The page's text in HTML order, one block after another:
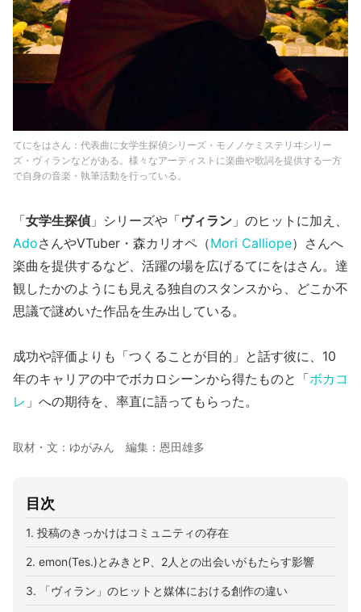
てにをはさん：代表曲に女学生探偵シリーズ・モノノケミステリヰシリー
ズ・ヴィランなどがある。様々なアーティストに楽曲や歌詞を提供する一方
で自身の音楽・執筆活動を行っている。
「女学生探偵 」シリーズや「ヴィラン 」のヒットに加え、
AdoさんやVTuber・森カリオペ（Mori Calliope）さんへ
楽曲を提供するなど、活躍の場を広げるてにをはさん。達
観したかのようにも見える独自のスタンスから、どこか不
思議で謎めいた作品を生み出している。
成功や評価よりも「つくることが目的」と話す彼に、10
年のキャリアの中でボカロシーンから得たものと「ボカコ
レ 」への期待を、率直に語ってもらった。
取材・文：ゆがみん 編集：恩田雄多
目次
1. 投稿のきっかけはコミュニティの存在
2. emon(Tes.)とみきとP、2人との出会いがもたらす影響
3. 「ヴィラン」のヒットと媒体における創作の違い